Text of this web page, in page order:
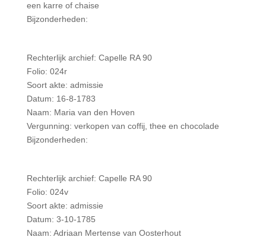
een karre of chaise
Bijzonderheden:
Rechterlijk archief: Capelle RA 90
Folio: 024r
Soort akte: admissie
Datum: 16-8-1783
Naam: Maria van den Hoven
Vergunning: verkopen van coffij, thee en chocolade
Bijzonderheden:
Rechterlijk archief: Capelle RA 90
Folio: 024v
Soort akte: admissie
Datum: 3-10-1785
Naam: Adriaan Mertense van Oosterhout